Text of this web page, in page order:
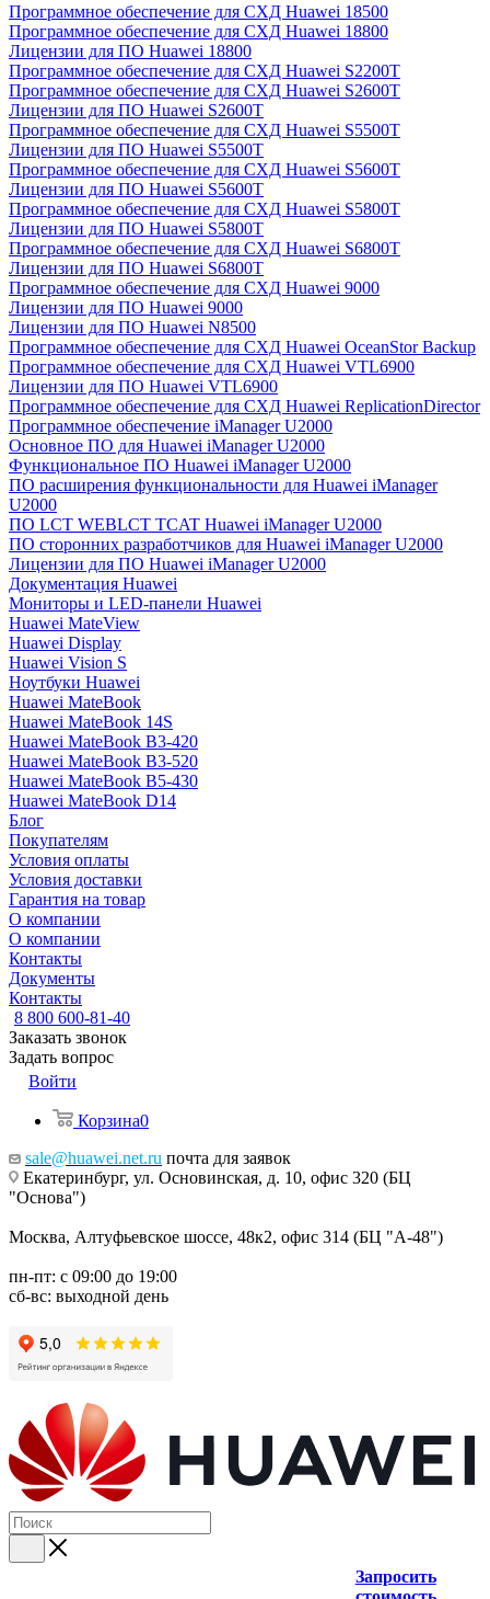
Программное обеспечение для СХД Huawei 18500
Программное обеспечение для СХД Huawei 18800
Лицензии для ПО Huawei 18800
Программное обеспечение для СХД Huawei S2200T
Программное обеспечение для СХД Huawei S2600T
Лицензии для ПО Huawei S2600T
Программное обеспечение для СХД Huawei S5500T
Лицензии для ПО Huawei S5500T
Программное обеспечение для СХД Huawei S5600T
Лицензии для ПО Huawei S5600T
Программное обеспечение для СХД Huawei S5800T
Лицензии для ПО Huawei S5800T
Программное обеспечение для СХД Huawei S6800T
Лицензии для ПО Huawei S6800T
Программное обеспечение для СХД Huawei 9000
Лицензии для ПО Huawei 9000
Лицензии для ПО Huawei N8500
Программное обеспечение для СХД Huawei OceanStor Backup
Программное обеспечение для СХД Huawei VTL6900
Лицензии для ПО Huawei VTL6900
Программное обеспечение для СХД Huawei ReplicationDirector
Программное обеспечение iManager U2000
Основное ПО для Huawei iManager U2000
Функциональное ПО Huawei iManager U2000
ПО расширения функциональности для Huawei iManager
U2000
ПО LCT WEBLCT TCAT Huawei iManager U2000
ПО сторонних разработчиков для Huawei iManager U2000
Лицензии для ПО Huawei iManager U2000
Документация Huawei
Мониторы и LED-панели Huawei
Huawei MateView
Huawei Display
Huawei Vision S
Ноутбуки Huawei
Huawei MateBook
Huawei MateBook 14S
Huawei MateBook B3-420
Huawei MateBook B3-520
Huawei MateBook B5-430
Huawei MateBook D14
Блог
Покупателям
Условия оплаты
Условия доставки
Гарантия на товар
О компании
О компании
Контакты
Документы
Контакты
8 800 600-81-40
Заказать звонок
Задать вопрос
Войти
Корзина0
sale@huawei.net.ru почта для заявок
Екатеринбург, ул. Основинская, д. 10, офис 320 (БЦ
"Основа")
Москва, Алтуфьевское шоссе, 48к2, офис 314 (БЦ "А-48")
пн-пт: с 09:00 до 19:00
сб-вс: выходной день
Запросить